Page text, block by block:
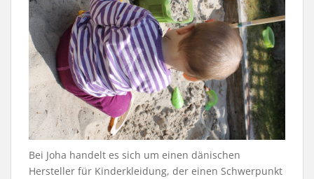
Bei Joha handelt es sich um einen dänischen
Hersteller für Kinderkleidung, der einen Schwerpunkt